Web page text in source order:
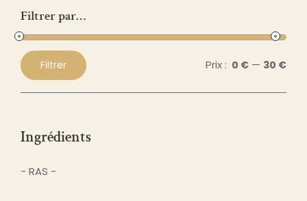
Filtrer par…
Prix
min
Prix
max
Filtrer Prix : 0 € — 30 €
Ingrédients
- RAS -